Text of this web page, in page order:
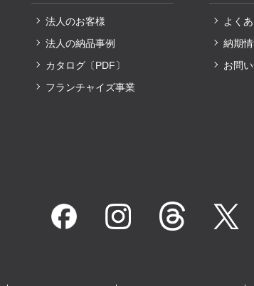
法人のお客様
法人の納品事例
カタログ〔PDF〕
フランチャイズ事業
よく
納期
お問